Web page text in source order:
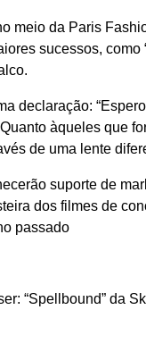
meio da Paris
sucessos, como
declaração:
àqueles que
de uma lente
suporte de
dos filmes de
passado
“Spellbound” da